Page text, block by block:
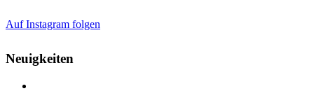
Auf Instagram folgen
Neuigkeiten